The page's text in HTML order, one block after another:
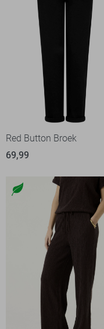
Red Button Broek
69,99